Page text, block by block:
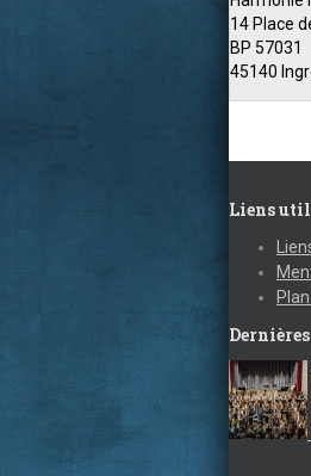
14 Place
BP 57031
45140
Liens